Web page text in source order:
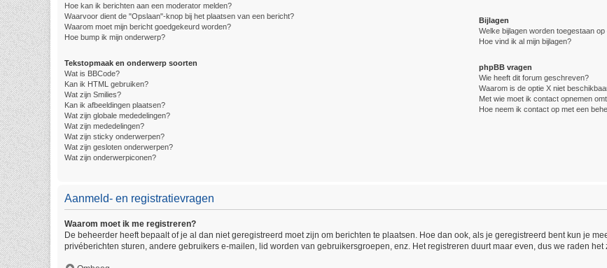
Hoe kan ik berichten aan een moderator melden?
Waarvoor dient de "Opslaan"-knop bij het plaatsen van een bericht?
Waarom moet mijn bericht goedgekeurd worden?
Hoe bump ik mijn onderwerp?
Tekstopmaak en onderwerp soorten
Wat is BBCode?
Kan ik HTML gebruiken?
Wat zijn Smilies?
Kan ik afbeeldingen plaatsen?
Wat zijn globale mededelingen?
Wat zijn mededelingen?
Wat zijn sticky onderwerpen?
Wat zijn gesloten onderwerpen?
Wat zijn onderwerpiconen?
Bijlagen
Welke bijlagen worden toegestaan op
Hoe vind ik al mijn bijlagen?
phpBB vragen
Wie heeft dit forum geschreven?
Waarom is de optie X niet
Met wie moet ik contact opnemen
Hoe neem ik contact op met een
Aanmeld- en registratievragen
Waarom moet ik me registreren?
De beheerder heeft bepaalt of je al dan niet geregistreerd moet zijn om berichten te plaatsen. Hoe dan ook, als je geregistreerd bent kun je
privéberichten sturen, andere gebruikers e-mailen, lid worden van gebruikersgroepen, enz. Het registreren duurt maar even, dus we raden het